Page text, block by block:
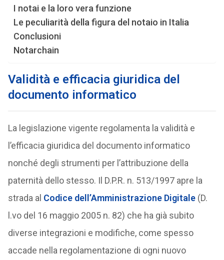
I notai e la loro vera funzione
Le peculiarità della figura del notaio in Italia
Conclusioni
Notarchain
Validità e efficacia giuridica del
documento informatico
La legislazione vigente regolamenta la validità e
l’efficacia giuridica del documento informatico
nonché degli strumenti per l’attribuzione della
paternità dello stesso. Il D.P.R. n. 513/1997 apre la
strada al Codice dell’Amministrazione Digitale(D.
l.vo del 16 maggio 2005 n. 82) che ha già subito
diverse integrazioni e modifiche, come spesso
accade nella regolamentazione di ogni nuovo